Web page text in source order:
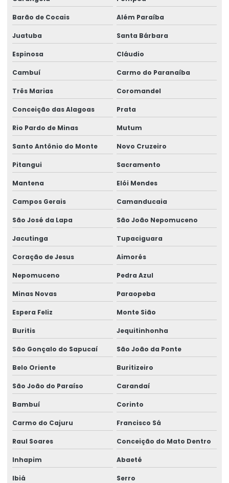
Rótulo Para Produtos Congelados Em Lojas
Rótulo Térmico Para Embalagens
Rótulo Termo Sensível
Rótulo Termo Transferência Para Impressão
Rótulos Adesivos
Rótulos Adesivos Com Acabamento Fosco
Rótulos Adesivos Com Alta Resistência
Rótulos Adesivos Com Cola Removível
Rótulos Adesivos Com Proteção Uv
Rótulos Adesivos Couchê Brilho
Rótulos Adesivos Em Bopp
Rótulos Adesivos Em Bopp Transparente
Rótulos Adesivos Em Diferentes Formatos
Rótulos Adesivos Em Diferentes Medidas
Rótulos Adesivos Metalizados
Rótulos Adesivos Para Alimentos
Rótulos Adesivos Para Cosméticos
Rótulos Adesivos Para Empresas De Alimentos
Rótulos Adesivos Para Eventos E Festas
Rótulos Adesivos Para Identificação De Produtos
Barão de Cocais Além Paraíba
Juatuba Santa Bárbara
Espinosa Cláudio
Cambuí Carmo do Paranaíba
Três Marias Coromandel
Conceição das Alagoas Prata
Rio Pardo de Minas Mutum
Santo Antônio do Monte Novo Cruzeiro
Pitangui Sacramento
Mantena Elói Mendes
Campos Gerais Camanducaia
São José da Lapa São João Nepomuceno
Jacutinga Tupaciguara
Coração de Jesus Aimorés
Nepomuceno Pedra Azul
Minas Novas Paraopeba
Espera Feliz Monte Sião
Buritis Jequitinhonha
São Gonçalo do Sapucaí São João da Ponte
Belo Oriente Buritizeiro
São João do Paraíso Carandaí
Bambuí Corinto
Carmo do Cajuru Francisco Sá
Raul Soares Conceição do Mato Dentro
Inhapim Abaeté
Ibiá Serro